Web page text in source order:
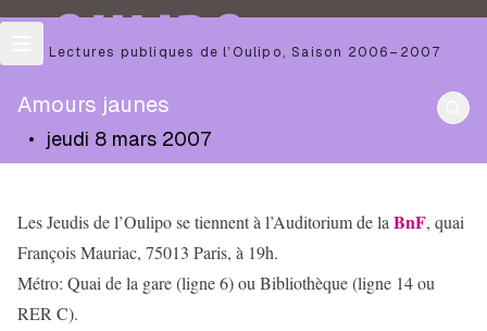
OULIPO
Les Lectures publiques de l’Oulipo ,Saison 2006–2007
Amours jaunes
• jeudi 8 mars 2007
Les Jeudis de l’Oulipo se tiennent à l’Auditorium de la BnF, quai
François Mauriac, 75013 Paris, à 19h.
Métro: Quai de la gare (ligne 6) ou Bibliothèque (ligne 14 ou
RER C).